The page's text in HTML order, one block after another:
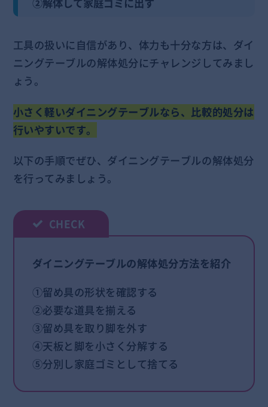
工具の扱いに自信があり、体力も十分な方は、ダイ
ニングテーブルの解体処分にチャレンジしてみまし
ょう。
小さく軽いダイニングテーブルなら、比較的処分は
行いやすいです。
以下の手順でぜひ、ダイニングテーブルの解体処分
を行ってみましょう。
ダイニングテーブルの解体処分方法を紹介
①留め具の形状を確認する
②必要な道具を揃える
③留め具を取り脚を外す
④天板と脚を小さく分解する
⑤分別し家庭ゴミとして捨てる